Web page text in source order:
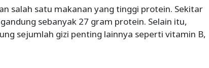
salah satu makanan yang tinggi protein. Sekitar
sebanyak 27 gram protein. Selain itu,
sejumlah gizi penting lainnya seperti vitamin B,